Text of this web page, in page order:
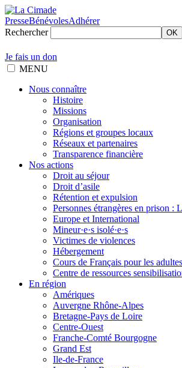
PresseBénévolesAdhérer
Rechercher
OK
Je fais un don
MENU
Nous connaître
Histoire
Missions
Organisation
Régions et groupes locaux
Réseaux et partenaires
Transparence financière
Nos actions
Droit au séjour
Droit d’asile
Rétention et expulsion
Personnes étrangères en prison :
Europe et International
Mineur·e·s isolé·e·s
Victimes de violences
Hébergement
Cours de Français pour les
Centre de ressources
En région
Amériques
Auvergne Rhône-Alpes
Bretagne-Pays de Loire
Centre-Ouest
Franche-Comté Bourgogne
Grand Est
Ile-de-France